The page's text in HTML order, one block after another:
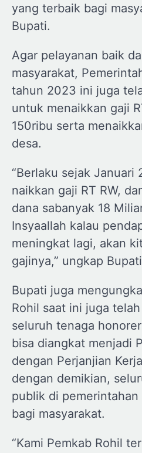
yang terbaik bagi
Bupati.
Agar pelayanan baik
masyarakat,
tahun 2023 ini juga
untuk menaikkan gaji
150ribu serta
desa.
“Berlaku sejak
naikkan gaji RT RW,
dana sabanyak 18
Insyaallah kalau
meningkat lagi, akan
gajinya,” ungkap
Bupati juga
Rohil saat ini juga
seluruh tenaga
bisa diangkat menjadi
dengan Perjanjian
dengan demikian,
publik di
bagi masyarakat.
“Kami Pemkab Rohil